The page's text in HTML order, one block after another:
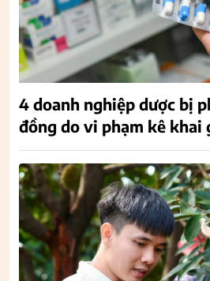
4 doanh nghiệp dược bị
đồng do vi phạm kê khai